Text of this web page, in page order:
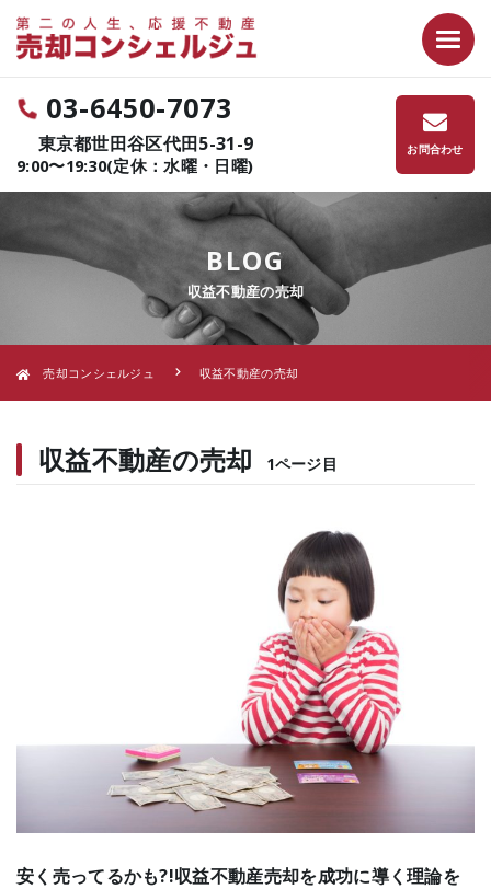
03-6450-7073
東京都世田谷区代田5-31-9
9:00〜19:30(定休：水曜・日曜)
お問合わせ
BLOG
収益不動産の売却
売却コンシェルジュ 収益不動産の売却
収益不動産の売却 1ページ目
安く売ってるかも?!収益不動産売却を成功に導く理論を